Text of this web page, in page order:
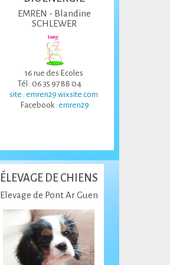
EMREN - Blandine
SCHLEWER
16 rue des Ecoles
Tél : 06 35 97 88 04
site : emren29.wixsite.com
Facebook : emren29
ÉLEVAGE DE CHIENS
Elevage de Pont Ar Guen